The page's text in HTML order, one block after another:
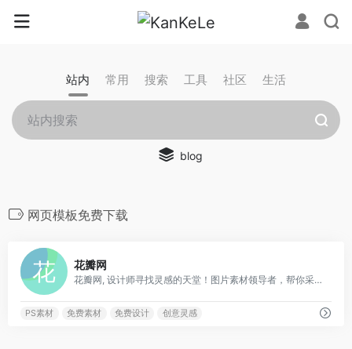
站内 常用 搜索 工具 社区 生活
blog
网页模板免费下载
花瓣网
花瓣网, 设计师寻找灵感的天堂！图片素材领导者，帮你采集、发现网络上你喜欢的事物。你可以用它收集灵感,保存有用的素材,计划旅行,晒晒自己想要的东西
PS素材 免费素材 免费设计 创意灵感